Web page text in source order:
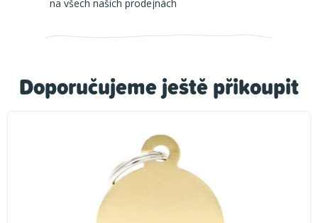
Doporučujeme ještě přikoupit
na všech našich prodejnách